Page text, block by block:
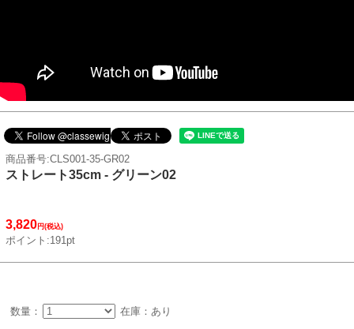
商品番号:CLS001-35-GR02
ストレート35cm - グリーン02
3,820円(税込)
ポイント:191pt
数量： 在庫：あり